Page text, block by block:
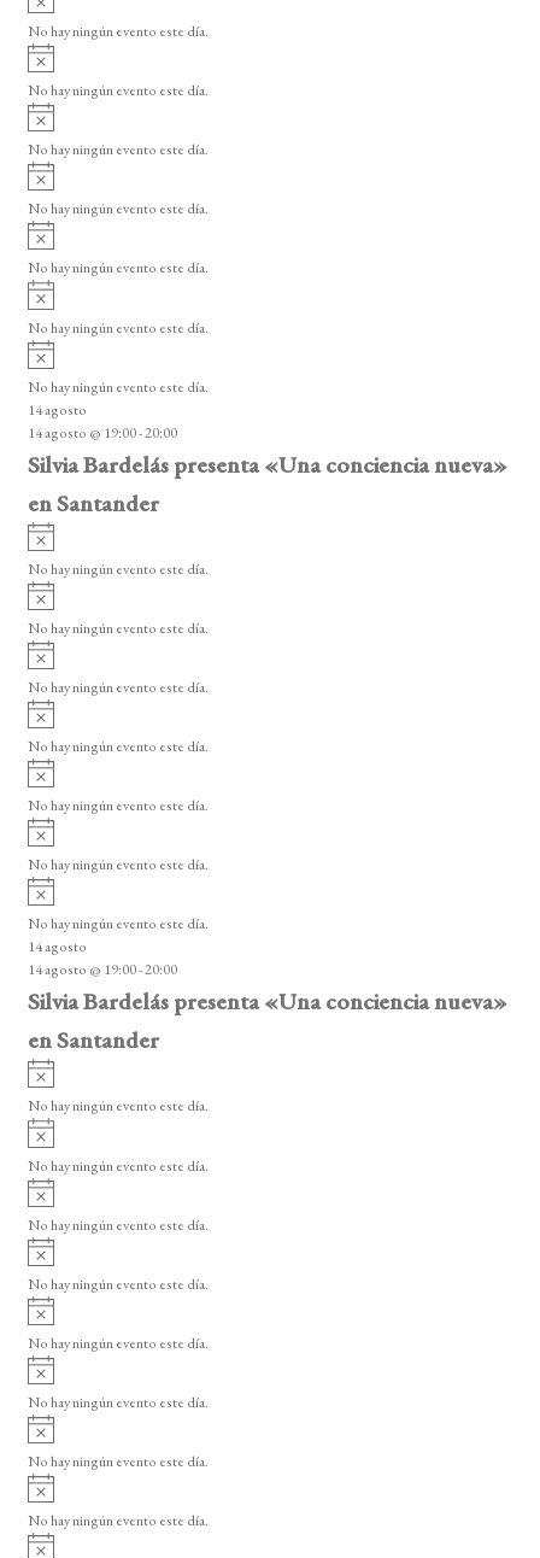
e
E
v
e
n
t
o
s
o
v
i
o
No hay ningún evento este día.
A
v
i
o
No hay ningún evento este día.
A
v
i
o
No hay ningún evento este día.
A
v
i
o
No hay ningún evento este día.
A
v
i
o
No hay ningún evento este día.
A
v
i
o
No hay ningún evento este día.
A
v
i
s
o
No hay ningún evento este día.
14 agosto
14 agosto @ 19:00-20:00
Silvia Bardelás presenta «Una conciencia nueva»
en Santander
A
v
i
o
No hay ningún evento este día.
A
v
i
o
No hay ningún evento este día.
A
v
i
o
No hay ningún evento este día.
A
v
i
o
No hay ningún evento este día.
A
v
i
o
No hay ningún evento este día.
A
v
i
o
No hay ningún evento este día.
A
v
i
s
o
No hay ningún evento este día.
14 agosto
14 agosto @ 19:00-20:00
Silvia Bardelás presenta «Una conciencia nueva»
en Santander
A
v
i
o
No hay ningún evento este día.
A
v
i
o
No hay ningún evento este día.
A
v
i
o
No hay ningún evento este día.
A
v
i
o
No hay ningún evento este día.
A
v
i
o
No hay ningún evento este día.
A
v
i
o
No hay ningún evento este día.
A
v
i
o
No hay ningún evento este día.
A
v
i
No hay ningún evento este día.
A